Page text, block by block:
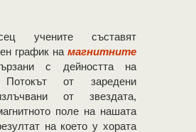
учените съставят
график на магнитните
с дейността на
Потокът от заредени
от звездата,
поле на нашата
на което у хората